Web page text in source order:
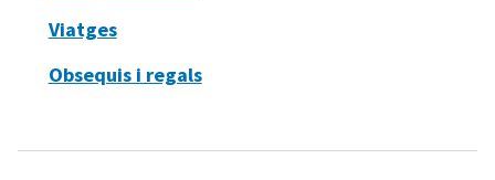
Viatges
Obsequis i regals